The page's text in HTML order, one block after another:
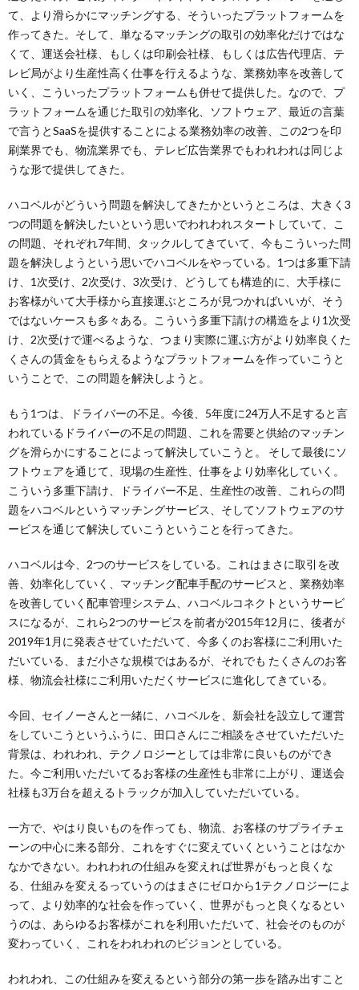
て、より滑らかにマッチングする、そういったプラットフォームを
作ってきた。そして、単なるマッチングの取引の効率化だけではな
くて、運送会社様、もしくは印刷会社様、もしくは広告代理店、テ
レビ局がより生産性高く仕事を行えるような、業務効率を改善して
いく、こういったプラットフォームも併せて提供した。なので、プ
ラットフォームを通じた取引の効率化、ソフトウェア、最近の言葉
で言うとSaaSを提供することによる業務効率の改善、この2つを印
刷業界でも、物流業界でも、テレビ広告業界でもわれわれは同じよ
うな形で提供してきた。
ハコベルがどういう問題を解決してきたかというところは、大きく3
つの問題を解決したいという思いでわれわれスタートしていて、こ
の問題、それぞれ7年間、タックルしてきていて、今もこういった問
題を解決しようという思いでハコベルをやっている。1つは多重下請
け、1次受け、2次受け、3次受け、どうしても構造的に、大手様に
お客様がいて大手様から直接運ぶところが見つかればいいが、そう
ではないケースも多々ある。こういう多重下請けの構造をより1次受
け、2次受けで運べるような、つまり実際に運ぶ方がより効率良くた
くさんの賃金をもらえるようなプラットフォームを作っていこうと
いうことで、この問題を解決しようと。
もう1つは、ドライバーの不足。今後、5年度に24万人不足すると言
われているドライバーの不足の問題、これを需要と供給のマッチン
グを滑らかにすることによって解決していこうと。 そして最後にソ
フトウェアを通じて、現場の生産性、仕事をより効率化していく。
こういう多重下請け、ドライバー不足、生産性の改善、これらの問
題をハコベルというマッチングサービス、そしてソフトウェアのサ
ービスを通じて解決していこうということを行ってきた。
ハコベルは今、2つのサービスをしている。これはまさに取引を改
善、効率化していく、マッチング配車手配のサービスと、業務効率
を改善していく配車管理システム、ハコベルコネクトというサービ
スになるが、これら2つのサービスを前者が2015年12月に、後者が
2019年1月に発表させていただいて、今多くのお客様にご利用いた
だいている、まだ小さな規模ではあるが、それでも たくさんのお客
様、物流会社様にご利用いただくサービスに進化してきている。
今回、セイノーさんと一緒に、ハコベルを、新会社を設立して運営
をしていこうというふうに、田口さんにご相談をさせていただいた
背景は、われわれ、テクノロジーとしては非常に良いものができ
た。今ご利用いただいてるお客様の生産性も非常に上がり、運送会
社様も3万台を超えるトラックが加入していただいている。
一方で、やはり良いものを作っても、物流、お客様のサプライチェ
ーンの中心に来る部分、これをすぐに変えていくということはなか
なかできない。われわれの仕組みを変えれば世界がもっと良くな
る、仕組みを変えるっていうのはまさにゼロから1テクノロジーによ
って、より効率的な社会を作っていく、世界がもっと良くなるとい
うのは、あらゆるお客様がこれを利用いただいて、社会そのものが
変わっていく、これをわれわれのビジョンとしている。
われわれ、この仕組みを変えるという部分の第一歩を踏み出すこと